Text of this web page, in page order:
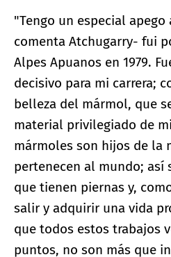
"Tengo un especial apego
comenta Atchugarry- fui
Alpes Apuanos en 1979.
decisivo para mi carrera;
belleza del mármol, que
material privilegiado de
mármoles son hijos de la
pertenecen al mundo; así
que tienen piernas y,
salir y adquirir una vida
que todos estos trabajos
puntos, no son más que